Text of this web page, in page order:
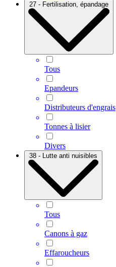
27 - Fertilisation, épandage
Tous
Epandeurs
Distributeurs d'engrais
Tonnes à lisier
Divers
38 - Lutte anti nuisibles
Tous
Canons à gaz
Effaroucheurs